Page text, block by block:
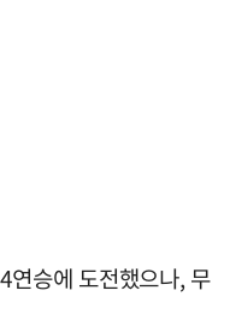
연승에 도전했으나, 무